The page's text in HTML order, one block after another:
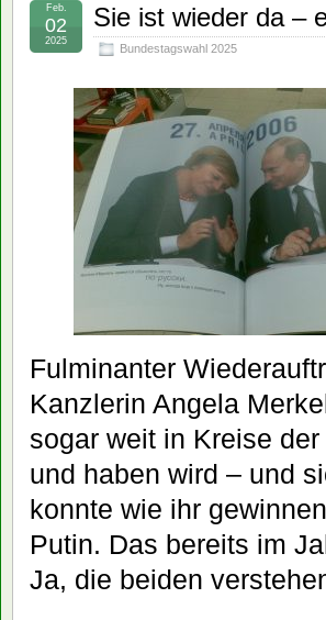
Sie ist wieder da –
Bundestagswahl 2025
Feb.
02
2025
Fulminanter
Kanzlerin Angela
sogar weit in Kreise
und haben wird – und
konnte wie ihr
Putin. Das bereits im
Ja, die beiden